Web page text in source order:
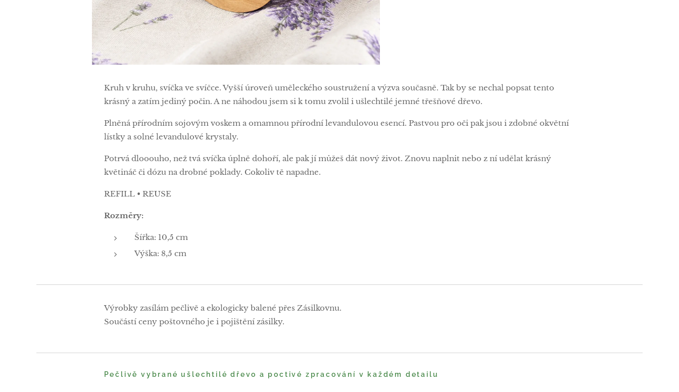
Kruh v kruhu, svíčka ve svíčce. Vyšší úroveň uměleckého soustružení a výzva současně. Tak by se nechal popsat tento
krásný a zatím jediný počin. A ne náhodou jsem si k tomu zvolil i ušlechtilé jemné třešňové dřevo.
Plněná přírodním sojovým voskem a omamnou přírodní levandulovou esencí. Pastvou pro oči pak jsou i zdobné okvětní
lístky a solné levandulové krystaly.
Potrvá dlooouho, než tvá svíčka úplně dohoří, ale pak jí můžeš dát nový život. Znovu naplnit nebo z ní udělat krásný
květináč či dózu na drobné poklady. Cokoliv tě napadne.
REFILL • REUSE
Rozměry:
Šířka: 10,5 cm
Výška: 8,5 cm
Výrobky zasílám pečlivě a ekologicky balené přes Zásilkovnu.
Součástí ceny poštovného je i pojištění zásilky.
Pečlivě vybrané ušlechtilé dřevo a poctivé zpracování v každém detailu